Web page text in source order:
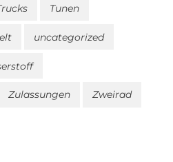
Tunen
uncategorized
Zulassungen Zweirad